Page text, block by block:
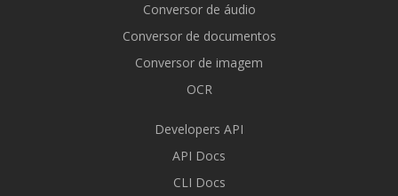
Conversor de áudio
Conversor de documentos
Conversor de imagem
OCR
Developers API
API Docs
CLI Docs